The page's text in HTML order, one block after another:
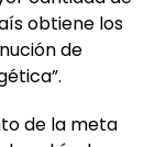
obtiene los
de
de la meta